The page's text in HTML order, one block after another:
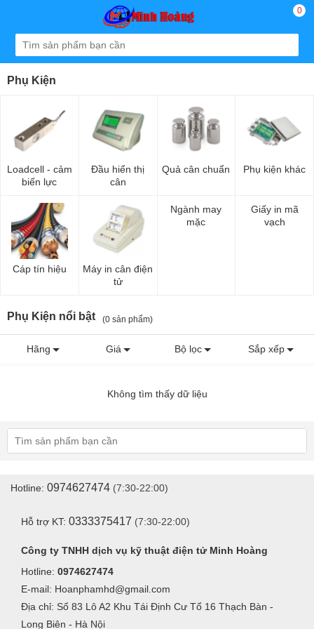
0
Phụ Kiện
Loadcell - cảm
biến lực
Đầu hiển thị
cân
Quả cân chuẩn Phụ kiện khác
Cáp tín hiệu
Máy in cân điện
tử
Ngành may
mặc
Giấy in mã
vạch
Phụ Kiện nổi bật (0 sản phẩm)
Hãng Giá Bộ lọc Sắp xếp
Không tìm thấy dữ liệu
Hotline: 0974627474 (7:30-22:00)
Hỗ trợ KT: 0333375417 (7:30-22:00)
Công ty TNHH dịch vụ kỹ thuật điện tử Minh Hoàng
Hotline: 0974627474
E-mail: Hoanphamhd@gmail.com
Địa chỉ: Số 83 Lô A2 Khu Tái Định Cư Tổ 16 Thạch Bàn -
Long Biên - Hà Nội